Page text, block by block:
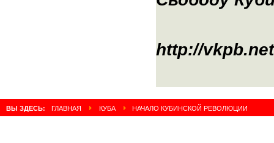
http://
ВЫ ЗДЕСЬ: ГЛАВНАЯ КУБА НАЧАЛО КУБИНСКОЙ РЕВОЛЮЦИИ